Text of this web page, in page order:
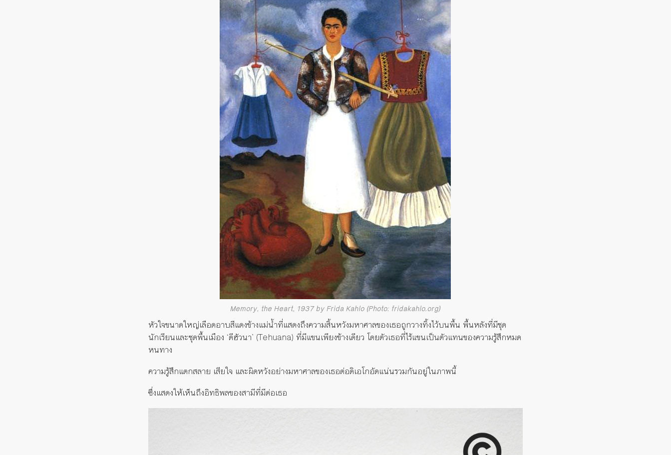
Memory, the Heart, 1937 by Frida Kahlo (Photo: fridakahlo.org)
หัวใจขนาดใหญ่เลือดอาบสีแดงข้างแม่น้ำที่แสดงถึงความสิ้นหวังมหาศาลของเธอถูกวางทิ้งไว้บนพื้น พื้นหลังที่มีชุด
นักเรียนและชุดพื้นเมือง ‘ตีฮัวนา’ (Tehuana) ที่มีแขนเพียงข้างเดียว โดยตัวเธอที่ไร้แขนเป็นตัวแทนของความรู้สึกหมด
หนทาง
ความรู้สึกแตกสลาย เสียใจ และผิดหวังอย่างมหาศาลของเธอต่อดิเอโกอัดแน่นรวมกันอยู่ในภาพนี้
ซึ่งแสดงให้เห็นถึงอิทธิพลของสามีที่มีต่อเธอ